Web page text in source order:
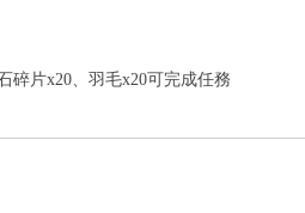
碎片x20、羽毛x20可完成任務